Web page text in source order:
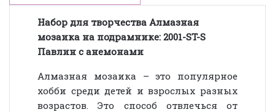
Набор для творчества Алмазная
мозаика на подрамнике: 2001-ST-S
Павлин с анемонами
Алмазная мозаика – это популярное
хобби среди детей и взрослых разных
возрастов. Это способ отвлечься от